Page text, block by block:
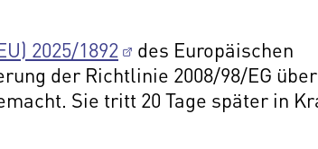
2025/1892
des Europäischen
der Richtlinie 2008/98/EG über
Sie tritt 20 Tage später in